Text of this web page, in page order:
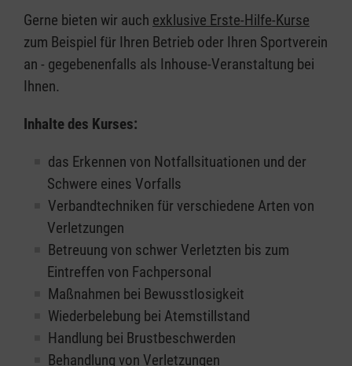
Gerne bieten wir auch exklusive Erste-Hilfe-Kurse
zum Beispiel für Ihren Betrieb oder Ihren Sportverein
an - gegebenenfalls als Inhouse-Veranstaltung bei
Ihnen.
Inhalte des Kurses:
das Erkennen von Notfallsituationen und der
Schwere eines Vorfalls
Verbandtechniken für verschiedene Arten von
Verletzungen
Betreuung von schwer Verletzten bis zum
Eintreffen von Fachpersonal
Maßnahmen bei Bewusstlosigkeit
Wiederbelebung bei Atemstillstand
Handlung bei Brustbeschwerden
Behandlung von Verletzungen